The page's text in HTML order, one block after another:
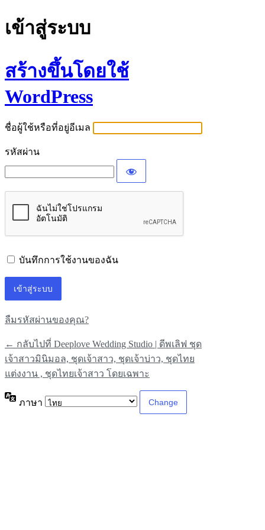
เข้าสู่ระบบ
สร้างขึ้นโดยใช้
WordPress
ชื่อผู้ใช้หรือที่อยู่อีเมล
รหัสผ่าน
บันทึกการใช้งานของฉัน
ลืมรหัสผ่านของคุณ?
← กลับไปที่ Deeplove Wedding Studio | ดีพเลิฟ ชุด
เจ้าสาวมินิมอล, ชุดเจ้าสาว, ชุดเจ้าบ่าว, ชุดไทย
แต่งงาน , ชุดไทยเจ้าสาว โดยเฉพาะ
ภาษา